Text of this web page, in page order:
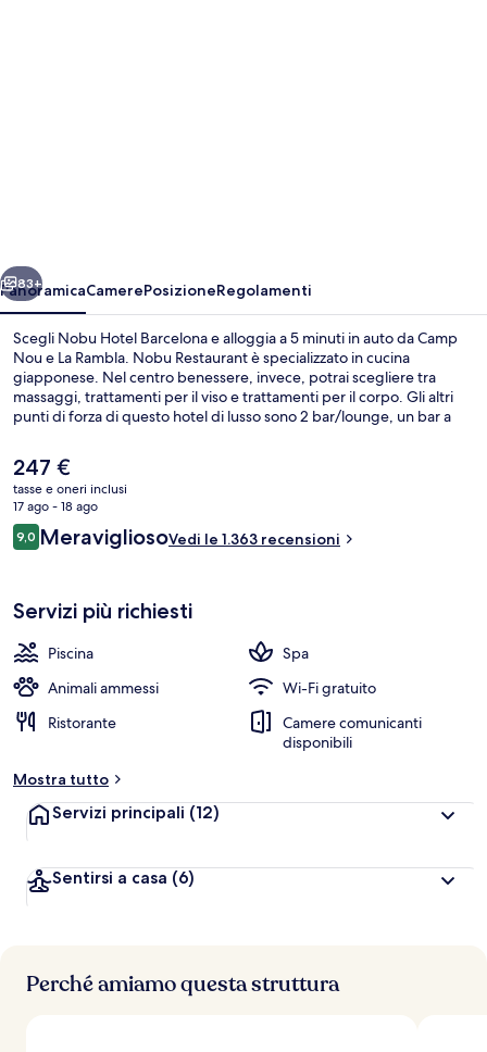
Avanti
83+
PanoramicaCamerePosizioneRegolamenti
Scegli Nobu Hotel Barcelona e alloggia a 5 minuti in auto da Camp
Nou e La Rambla. Nobu Restaurant è specializzato in cucina
giapponese. Nel centro benessere, invece, potrai scegliere tra
massaggi, trattamenti per il viso e trattamenti per il corpo. Gli altri
punti di forza di questo hotel di lusso sono 2 bar/lounge, un bar a
personale gentile e il ristorante. Approfitta dei mezzi pubblici nelle
vicinanze: Stazione metro di Sants è a 2 min e Stazione metro di
Tarragona a 5 min a piedi.
Il
prezzo
attuale
è
247 €
247 €
tasse e oneri inclusi
17 ago - 18 ago
Recensioni
9,09,0 su 10
MeravigliosoVedi le 1.363 recensioni
Servizi più richiesti
Piscina
Spa
Animali ammessi
Wi-Fi gratuito
Ristorante
Camere comunicanti
disponibili
Mostra tutto
Servizi principali (12)
Sentirsi a casa (6)
Perché amiamo questa struttura